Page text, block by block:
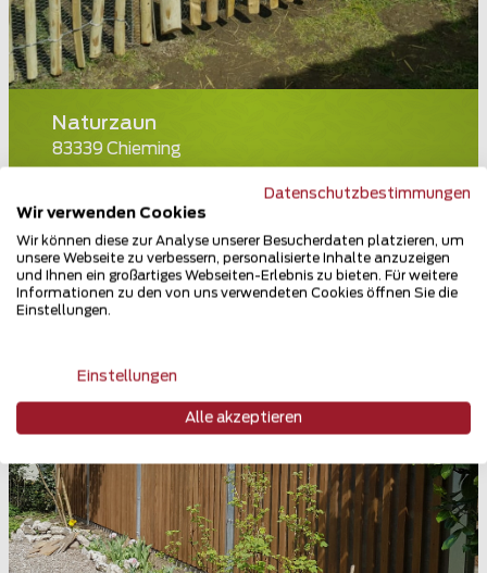
Naturzaun
83339 Chieming
Teilen
Datenschutzbestimmungen
Wir verwenden Cookies
Wir können diese zur Analyse unserer Besucherdaten platzieren, um
unsere Webseite zu verbessern, personalisierte Inhalte anzuzeigen
und Ihnen ein großartiges Webseiten-Erlebnis zu bieten. Für weitere
Informationen zu den von uns verwendeten Cookies öffnen Sie die
Einstellungen.
Einstellungen
Alle akzeptieren